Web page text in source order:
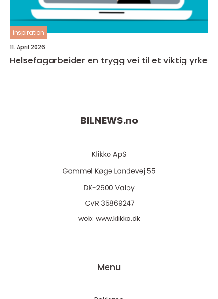
inspiration
11. April 2026
Helsefagarbeider en trygg vei til et viktig yrke
BILNEWS.no
web: www.klikko.dk
Menu